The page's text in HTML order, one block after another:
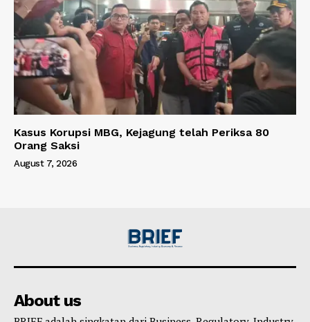
Kasus Korupsi MBG, Kejagung telah Periksa 80
Orang Saksi
August 7, 2026
About us